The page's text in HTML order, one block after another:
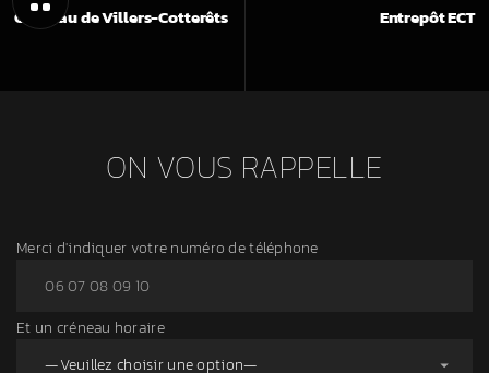
Château de Villers-Cotterêts
Entrepôt ECT
ON VOUS RAPPELLE
Merci d'indiquer votre numéro de téléphone
Et un créneau horaire